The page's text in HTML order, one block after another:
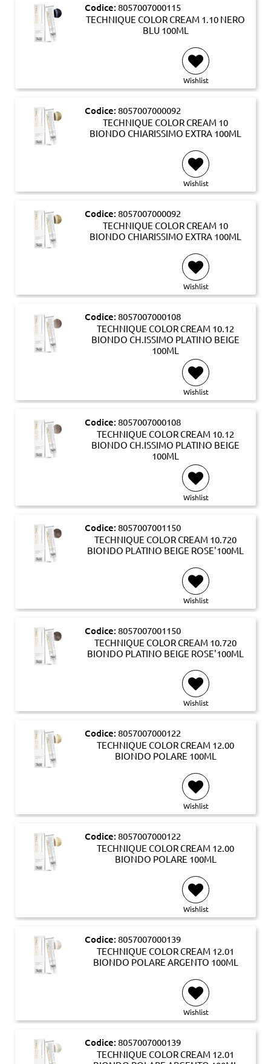
Codice: 8057007000115
TECHNIQUE COLOR CREAM 1.10 NERO
BLU 100ML
Wishlist
Codice: 8057007000092
TECHNIQUE COLOR CREAM 10
BIONDO CHIARISSIMO EXTRA 100ML
Wishlist
Codice: 8057007000092
TECHNIQUE COLOR CREAM 10
BIONDO CHIARISSIMO EXTRA 100ML
Wishlist
Codice: 8057007000108
TECHNIQUE COLOR CREAM 10.12
BIONDO CH.ISSIMO PLATINO BEIGE
100ML
Wishlist
Codice: 8057007000108
TECHNIQUE COLOR CREAM 10.12
BIONDO CH.ISSIMO PLATINO BEIGE
100ML
Wishlist
Codice: 8057007001150
TECHNIQUE COLOR CREAM 10.720
BIONDO PLATINO BEIGE ROSE'100ML
Wishlist
Codice: 8057007001150
TECHNIQUE COLOR CREAM 10.720
BIONDO PLATINO BEIGE ROSE'100ML
Wishlist
Codice: 8057007000122
TECHNIQUE COLOR CREAM 12.00
BIONDO POLARE 100ML
Wishlist
Codice: 8057007000122
TECHNIQUE COLOR CREAM 12.00
BIONDO POLARE 100ML
Wishlist
Codice: 8057007000139
TECHNIQUE COLOR CREAM 12.01
BIONDO POLARE ARGENTO 100ML
Wishlist
Codice: 8057007000139
TECHNIQUE COLOR CREAM 12.01